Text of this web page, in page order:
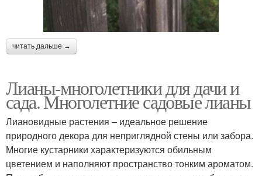
читать дальше →
Лианы-многолетники для дачи и
сада. Многолетние садовые лианы
Лиановидные растения – идеальное решение
природного декора для неприглядной стены или забора.
Многие кустарники характеризуются обильным
цветением и наполняют пространство тонким ароматом.